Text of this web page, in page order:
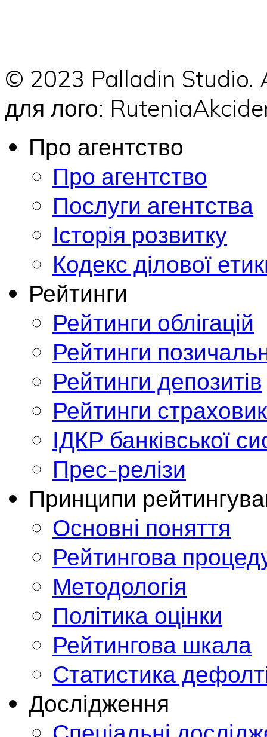
© 2023 Palladin
для лого:
Про агентство
Про агентство
Послуги агентства
Історія розвитку
Кодекс ділової
Рейтинги
Рейтинги облігацій
Рейтинги
Рейтинги депозитів
Рейтинги
ІДКР банківської
Прес-релізи
Принципи
Основні поняття
Рейтингова
Методологія
Політика оцінки
Рейтингова шкала
Статистика
Дослідження